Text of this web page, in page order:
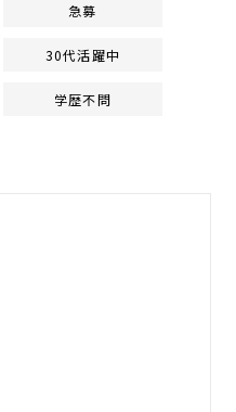
急募
30代活躍中
学歴不問